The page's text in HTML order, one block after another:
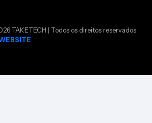
TAKETECH | Todos os direitos reservados